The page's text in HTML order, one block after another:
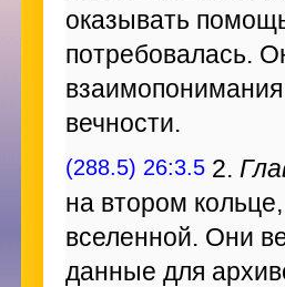
оказывать
потребовалась.
вечности.
(288.5) 26:3.5 2.
на втором
вселенной. Они
данные для